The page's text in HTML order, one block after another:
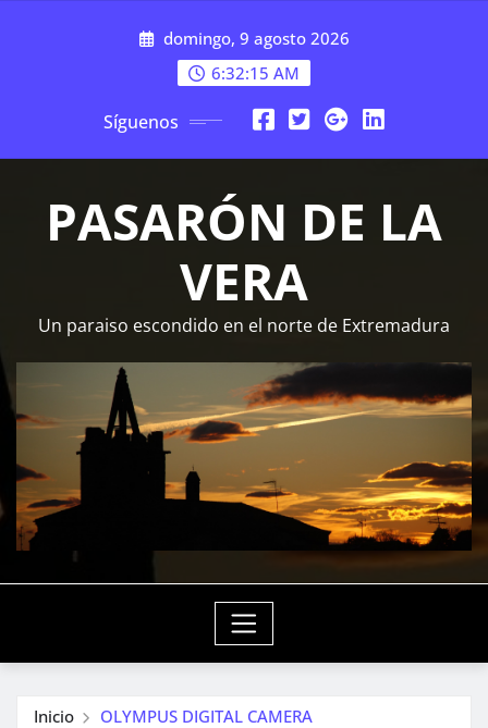
domingo, 9 agosto 2026
6:32:15 AM
Síguenos
PASARÓN DE LA
VERA
Un paraiso escondido en el norte de Extremadura
Inicio OLYMPUS DIGITAL CAMERA